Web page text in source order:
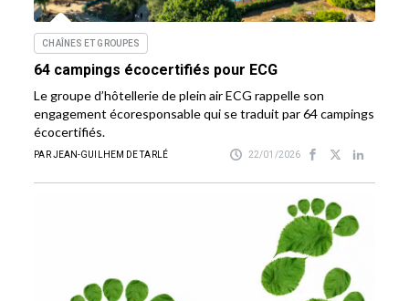
CHAÎNES ET GROUPES
64 campings écocertifiés pour ECG
Le groupe d’hôtellerie de plein air ECG rappelle son
engagement écoresponsable qui se traduit par 64 campings
écocertifiés.
PAR JEAN-GUILHEM DE TARLÉ 22/01/2026